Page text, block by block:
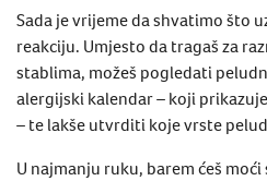
Sada je vrijeme da shvatimo što
reakciju. Umjesto da tragaš za
stablima, možeš pogledati
alergijski kalendar – koji
– te lakše utvrditi koje vrste
U najmanju ruku, barem ćeš